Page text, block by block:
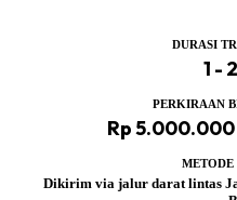
DURASI
1 -
PERKIRAAN
Rp
METODE
Dikirim via jalur darat lintas